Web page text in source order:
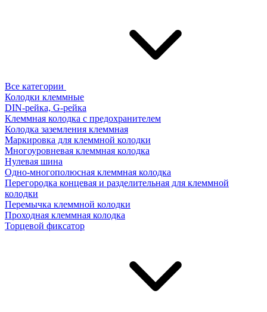
Все категории
Колодки клеммные
DIN-рейка, G-рейка
Клеммная колодка с предохранителем
Колодка заземления клеммная
Маркировка для клеммной колодки
Многоуровневая клеммная колодка
Нулевая шина
Одно-многополюсная клеммная колодка
Перегородка концевая и разделительная для клеммной
колодки
Перемычка клеммной колодки
Проходная клеммная колодка
Торцевой фиксатор